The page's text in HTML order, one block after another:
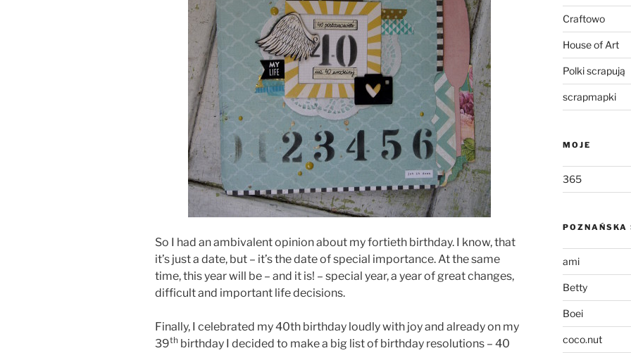
So I had an ambivalent opinion about my fortieth birthday. I know, that
it’s just a date, but – it’s the date of special importance. At the same
time, this year will be – and it is! – special year, a year of great changes,
difficult and important life decisions.
Finally, I celebrated my 40th birthday loudly with joy and already on my
39th birthday I decided to make a big list of birthday resolutions – 40
Craftowo
House of Art
Polki scrapują
scrapmapki
MOJE
365
POZNAŃSKA
ami
Betty
Boei
coco.nut